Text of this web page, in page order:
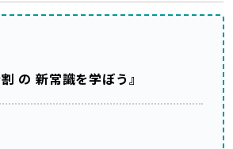
の 新常識を学ぼう』